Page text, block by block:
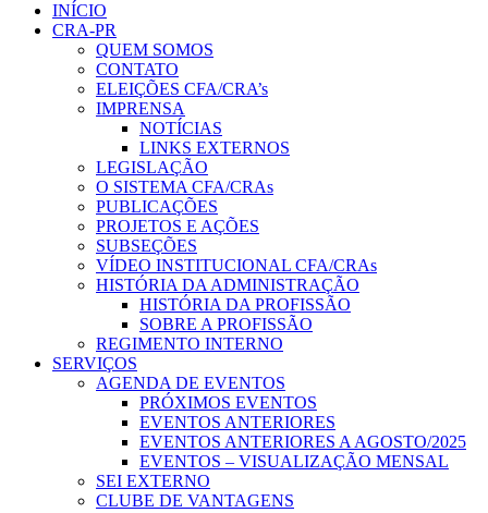
INÍCIO
CRA-PR
QUEM SOMOS
CONTATO
ELEIÇÕES CFA/CRA’s
IMPRENSA
NOTÍCIAS
LINKS EXTERNOS
LEGISLAÇÃO
O SISTEMA CFA/CRAs
PUBLICAÇÕES
PROJETOS E AÇÕES
SUBSEÇÕES
VÍDEO INSTITUCIONAL CFA/CRAs
HISTÓRIA DA ADMINISTRAÇÃO
HISTÓRIA DA PROFISSÃO
SOBRE A PROFISSÃO
REGIMENTO INTERNO
SERVIÇOS
AGENDA DE EVENTOS
PRÓXIMOS EVENTOS
EVENTOS ANTERIORES
EVENTOS ANTERIORES A AGOSTO/2025
EVENTOS – VISUALIZAÇÃO MENSAL
SEI EXTERNO
CLUBE DE VANTAGENS